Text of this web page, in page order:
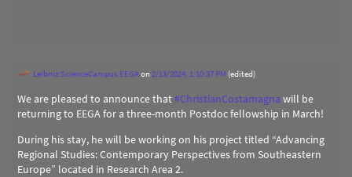
Leibniz ScienceCampus EEGAon2/13/2024, 1:10:37 PM (edited)
We are pleased to announce that#ChristianCostamagna will be
returning to EEGA for a three-month Postdoc fellowship in March!
During his stay, he will be working on his project titled “Advancing
Regional Studies: Contemporary Perspectives from Southeastern
Europe” located in Research Area 2.